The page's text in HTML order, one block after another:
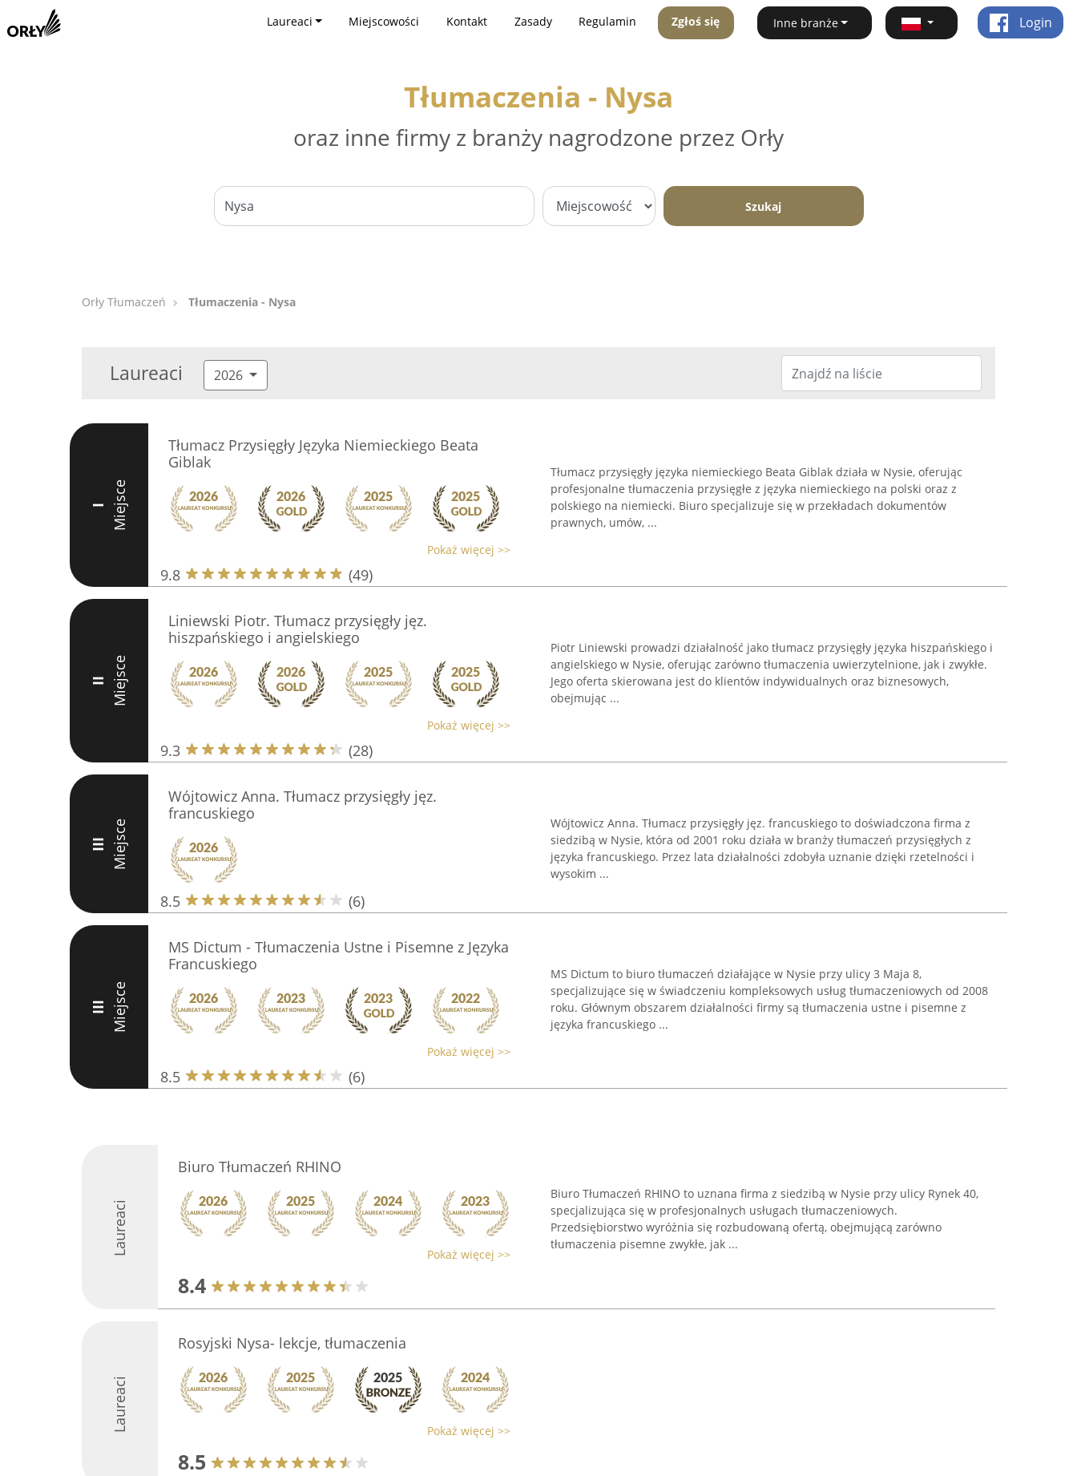
Laureaci Miejscowości Kontakt Zasady Regulamin Zgłoś się Inne branże Login
Tłumaczenia - Nysa
oraz inne firmy z branży nagrodzone przez Orły
Szukaj
Orły Tłumaczeń Tłumaczenia - Nysa
Laureaci 2026
I Miejsce
Tłumacz Przysięgły Języka Niemieckiego Beata
Giblak
Pokaż więcej >>
9.8 (49)
Tłumacz przysięgły języka niemieckiego Beata Giblak działa w Nysie, oferując
profesjonalne tłumaczenia przysięgłe z języka niemieckiego na polski oraz z
polskiego na niemiecki. Biuro specjalizuje się w przekładach dokumentów
prawnych, umów, ...
II Miejsce
Liniewski Piotr. Tłumacz przysięgły jęz.
hiszpańskiego i angielskiego
Pokaż więcej >>
9.3 (28)
Piotr Liniewski prowadzi działalność jako tłumacz przysięgły języka hiszpańskiego i
angielskiego w Nysie, oferując zarówno tłumaczenia uwierzytelnione, jak i zwykłe.
Jego oferta skierowana jest do klientów indywidualnych oraz biznesowych,
obejmując ...
III Miejsce
Wójtowicz Anna. Tłumacz przysięgły jęz.
francuskiego
8.5 (6)
Wójtowicz Anna. Tłumacz przysięgły jęz. francuskiego to doświadczona firma z
siedzibą w Nysie, która od 2001 roku działa w branży tłumaczeń przysięgłych z
języka francuskiego. Przez lata działalności zdobyła uznanie dzięki rzetelności i
wysokim ...
III Miejsce
MS Dictum - Tłumaczenia Ustne i Pisemne z Języka
Francuskiego
Pokaż więcej >>
8.5 (6)
MS Dictum to biuro tłumaczeń działające w Nysie przy ulicy 3 Maja 8,
specjalizujące się w świadczeniu kompleksowych usług tłumaczeniowych od 2008
roku. Głównym obszarem działalności firmy są tłumaczenia ustne i pisemne z
języka francuskiego ...
Laureaci
Biuro Tłumaczeń RHINO
Pokaż więcej >>
8.4
Biuro Tłumaczeń RHINO to uznana firma z siedzibą w Nysie przy ulicy Rynek 40,
specjalizująca się w profesjonalnych usługach tłumaczeniowych.
Przedsiębiorstwo wyróżnia się rozbudowaną ofertą, obejmującą zarówno
tłumaczenia pisemne zwykłe, jak ...
Laureaci
Rosyjski Nysa- lekcje, tłumaczenia
Pokaż więcej >>
8.5